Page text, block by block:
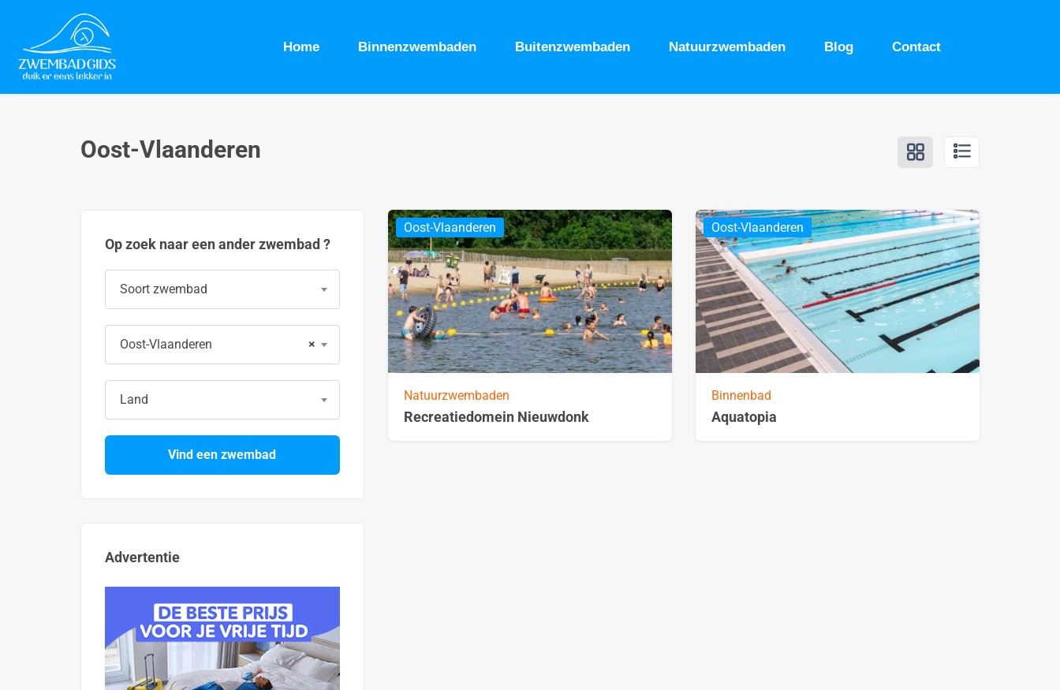
Home Binnenzwembaden Buitenzwembaden Natuurzwembaden Blog Contact
Oost-Vlaanderen
Op zoek naar een ander zwembad ?
Soort zwembad
×
Oost-Vlaanderen
Land
Vind een zwembad
Advertentie
Oost-Vlaanderen
Natuurzwembaden
Recreatiedomein Nieuwdonk
Oost-Vlaanderen
Binnenbad
Aquatopia